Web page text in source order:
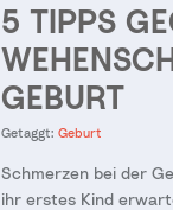
5 TIPPS
GEBURT
Getaggt: Geburt
Schmerzen bei der
ihr erstes Kind